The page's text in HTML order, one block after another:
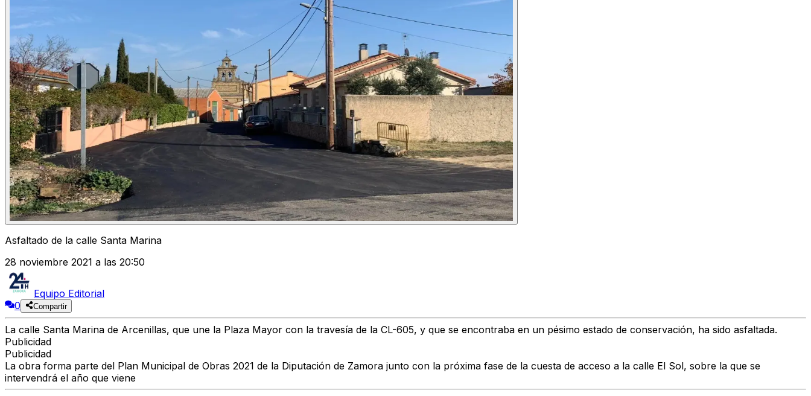
Asfaltado de la calle Santa Marina
28 noviembre 2021 a las 20:50
Equipo Editorial
0
Compartir
La calle Santa Marina de Arcenillas, que une la Plaza Mayor con la travesía de la CL-605, y que se encontraba en un pésimo estado de conservación, ha sido asfaltada.
Publicidad
Publicidad
La obra forma parte del Plan Municipal de Obras 2021 de la Diputación de Zamora junto con la próxima fase de la cuesta de acceso a la calle El Sol, sobre la que se
intervendrá el año que viene